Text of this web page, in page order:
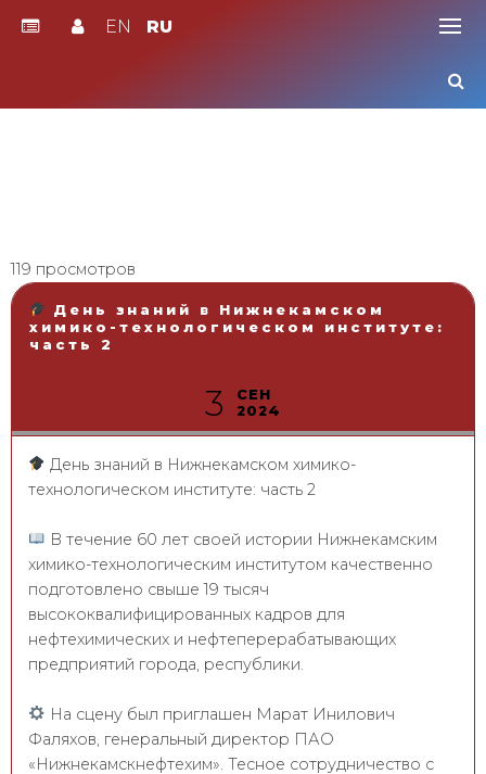
EN RU
119 просмотров
День знаний в Нижнекамском
химико-технологическом институте:
часть 2
3
СЕН
2024
День знаний в Нижнекамском химико-
технологическом институте: часть 2
В течение 60 лет своей истории Нижнекамским
химико-технологическим институтом качественно
подготовлено свыше 19 тысяч
высококвалифицированных кадров для
нефтехимических и нефтеперерабатывающих
предприятий города, республики.
На сцену был приглашен Марат Инилович
Фаляхов, генеральный директор ПАО
«Нижнекамскнефтехим». Тесное сотрудничество с